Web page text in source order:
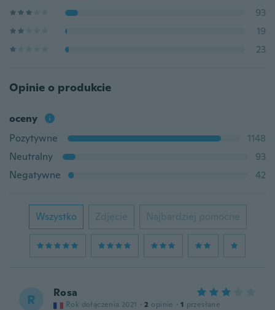
93
19
23
Opinie o produkcie
oceny
Pozytywne
1148
Neutralny
93
Negatywne
42
Wszystko Zdjęcie Najbardziej pomocne
R Rosa
Rok dołączenia 2021 · 2 opinie · 1 przesłane